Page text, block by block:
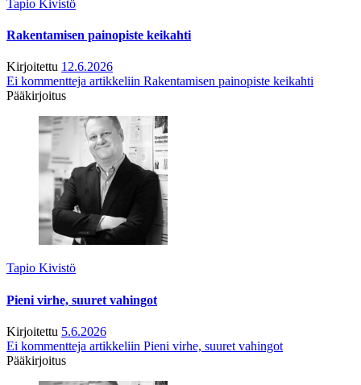
Tapio Kivistö
Rakentamisen painopiste keikahti
Kirjoitettu 12.6.2026
Ei kommentteja artikkeliin Rakentamisen painopiste keikahti
Pääkirjoitus
Tapio Kivistö
Pieni virhe, suuret vahingot
Kirjoitettu 5.6.2026
Ei kommentteja artikkeliin Pieni virhe, suuret vahingot
Pääkirjoitus